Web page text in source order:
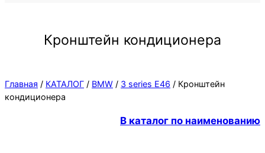
Кронштейн кондиционера
Главная / КАТАЛОГ / BMW / 3 series E46 / Кронштейн
кондиционера
В каталог по наименованию